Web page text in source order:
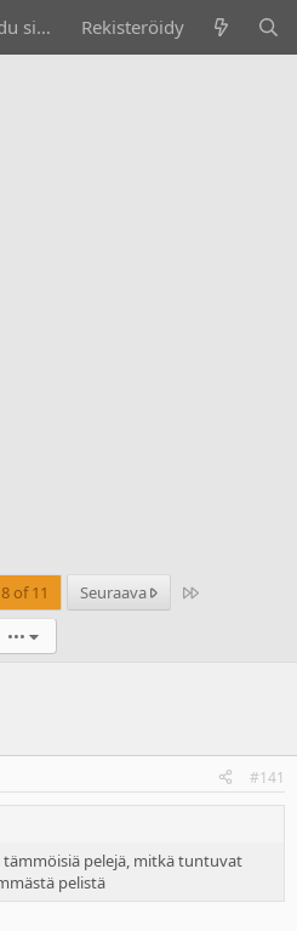
Kirjaudu sisään Rekisteröidy
8 of 11 Seuraava Last
•••
#141
pelejä, mitkä tuntuvat
pelistä